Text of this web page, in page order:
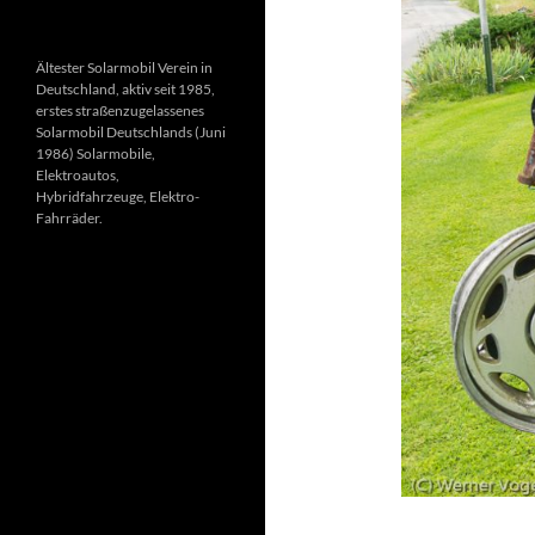
Ältester Solarmobil Verein in
Deutschland, aktiv seit 1985,
erstes straßenzugelassenes
Solarmobil Deutschlands (Juni
1986) Solarmobile,
Elektroautos,
Hybridfahrzeuge, Elektro-
Fahrräder.